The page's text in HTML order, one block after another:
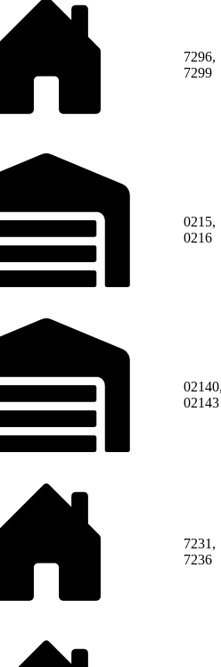
7296,
7299
0215,
0216
02143
7231,
7236